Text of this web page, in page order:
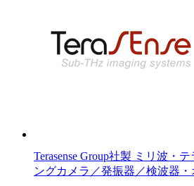
Terasense Group社製 ミリ波・
ングカメラ／発振器／検波器